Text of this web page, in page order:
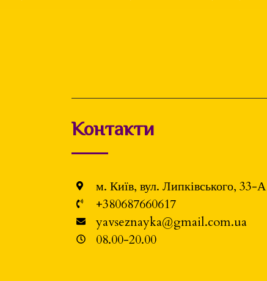
Контакти
м. Київ, вул. Липківського, 33-А
+380687660617
yavseznayka@gmail.com.ua
08.00-20.00